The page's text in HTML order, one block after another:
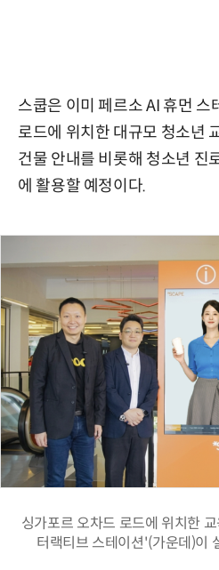
스쿱은 이미 페르소 AI 휴먼
로드에 위치한 대규모 청소년
건물 안내를 비롯해 청소년 진
에 활용할 예정이다.
싱가포르 오차드 로드에 위치한
터랙티브 스테이션'(가운데)이